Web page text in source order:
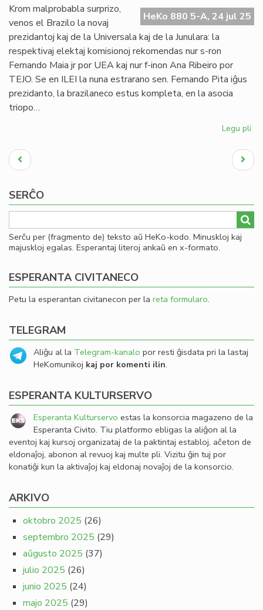
HeKo 880 5-A, 24 jul 25
Krom malprobabla surprizo,
venos el Brazilo la novaj
prezidantoj kaj de la Universala kaj de la Junulara: la
respektivaj elektaj komisionoj rekomendas nur s-ron
Fernando Maia jr por UEA kaj nur f-inon Ana Ribeiro por
TEJO. Se en ILEI la nuna estrarano sen. Fernando Pita iĝus
prezidanto, la brazilaneco estus kompleta, en la asocia
triopo…
Legu pli
en
Pagination
Antaŭa
paĝo
Next
page
SERĈO
Serĉu per (fragmento de) teksto aŭ HeKo-kodo. Minuskloj kaj
majuskloj egalas. Esperantaj literoj ankaŭ en x-formato.
ESPERANTA CIVITANECO
Petu la esperantan civitanecon per la reta formularo.
TELEGRAM
Aliĝu al la Telegram-kanalo por resti ĝisdata pri la lastaj
HeKomunikoj kaj por komenti ilin.
ESPERANTA KULTURSERVO
Esperanta Kulturservo estas la konsorcia magazeno de la
Esperanta Civito. Tiu platformo ebligas la aliĝon al la
eventoj kaj kursoj organizataj de la paktintaj establoj, aĉeton de
eldonaĵoj, abonon al revuoj kaj multe pli. Vizitu ĝin tuj por
konatiĝi kun la aktivaĵoj kaj eldonaj novaĵoj de la konsorcio.
ARKIVO
oktobro 2025 (26)
septembro 2025 (29)
aŭgusto 2025 (37)
julio 2025 (26)
junio 2025 (24)
majo 2025 (29)